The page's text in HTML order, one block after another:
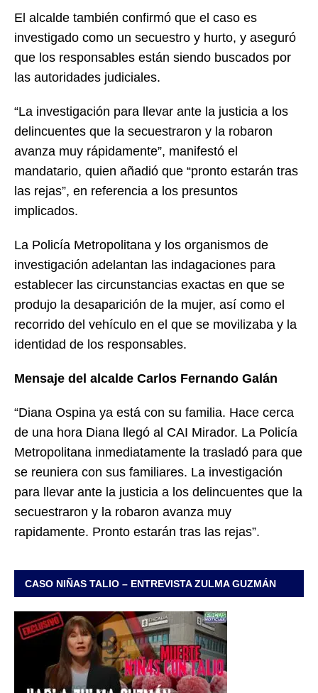
El alcalde también confirmó que el caso es
investigado como un secuestro y hurto, y aseguró
que los responsables están siendo buscados por
las autoridades judiciales.
“La investigación para llevar ante la justicia a los
delincuentes que la secuestraron y la robaron
avanza muy rápidamente”, manifestó el
mandatario, quien añadió que “pronto estarán tras
las rejas”, en referencia a los presuntos
implicados.
La Policía Metropolitana y los organismos de
investigación adelantan las indagaciones para
establecer las circunstancias exactas en que se
produjo la desaparición de la mujer, así como el
recorrido del vehículo en el que se movilizaba y la
identidad de los responsables.
Mensaje del alcalde Carlos Fernando Galán
“Diana Ospina ya está con su familia. Hace cerca
de una hora Diana llegó al CAI Mirador. La Policía
Metropolitana inmediatamente la trasladó para que
se reuniera con sus familiares. La investigación
para llevar ante la justicia a los delincuentes que la
secuestraron y la robaron avanza muy
rapidamente. Pronto estarán tras las rejas”.
CASO NIÑAS TALIO – ENTREVISTA ZULMA GUZMÁN